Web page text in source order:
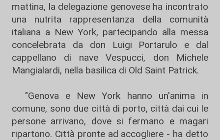
mattina, la delegazione genovese ha incontrato
una nutrita rappresentanza della comunità
italiana a New York, partecipando alla messa
concelebrata da don Luigi Portarulo e dal
cappellano di nave Vespucci, don Michele
Mangialardi, nella basilica di Old Saint Patrick.
"Genova e New York hanno un'anima in
comune, sono due città di porto, città dai cui le
persone arrivano, dove si fermano e magari
ripartono. Città pronte ad accogliere - ha detto